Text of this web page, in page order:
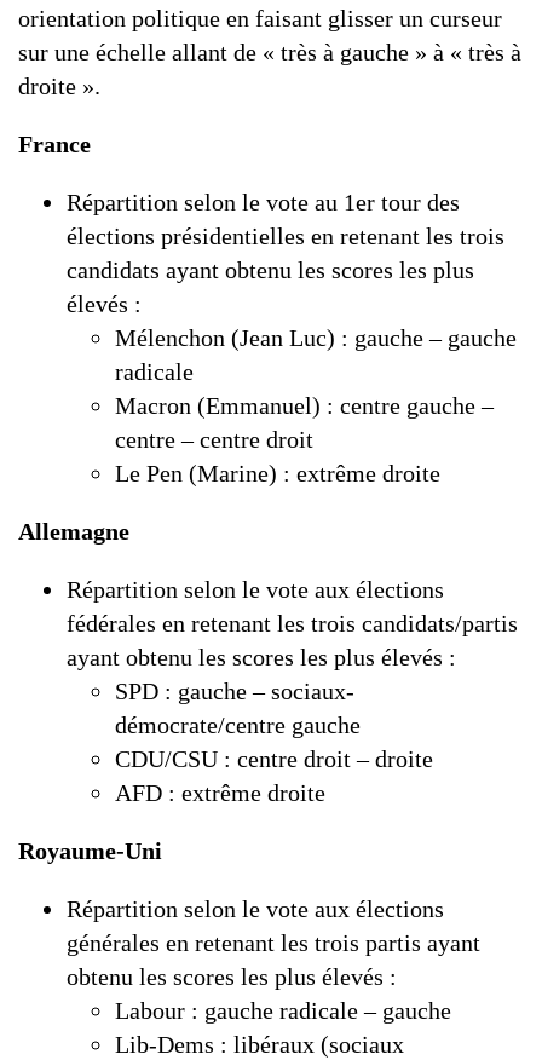
orientation politique en faisant glisser un curseur
sur une échelle allant de « très à gauche » à « très à
droite ».
France
Répartition selon le vote au 1er tour des
élections présidentielles en retenant les trois
candidats ayant obtenu les scores les plus
élevés :
Mélenchon (Jean Luc) : gauche – gauche
radicale
Macron (Emmanuel) : centre gauche –
centre – centre droit
Le Pen (Marine) : extrême droite
Allemagne
Répartition selon le vote aux élections
fédérales en retenant les trois candidats/partis
ayant obtenu les scores les plus élevés :
SPD : gauche – sociaux-
démocrate/centre gauche
CDU/CSU : centre droit – droite
AFD : extrême droite
Royaume-Uni
Répartition selon le vote aux élections
générales en retenant les trois partis ayant
obtenu les scores les plus élevés :
Labour : gauche radicale – gauche
Lib-Dems : libéraux (sociaux